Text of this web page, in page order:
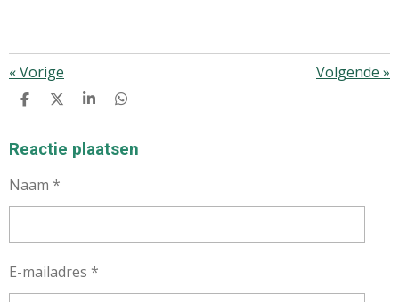
«Vorige Volgende »
D
E
D
L
S
R
D
E
Reactie plaatsen
Naam *
E-mailadres *